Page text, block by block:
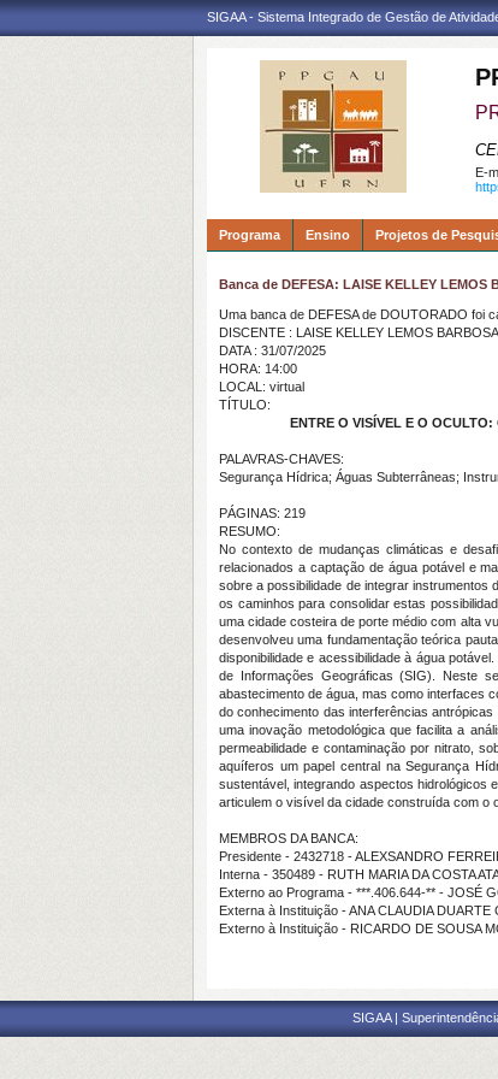
SIGAA - Sistema Integrado de Gestão de
E-
Programa Ensino Projetos de
Banca de DEFESA: LAISE KELLEY LEMOS
Uma banca de DEFESA de DOUTORADO foi
DISCENTE : LAISE KELLEY LEMOS BARBOSA
DATA : 31/07/2025
HORA: 14:00
LOCAL: virtual
TÍTULO:
ENTRE O VISÍVEL E O
PALAVRAS-CHAVES:
Segurança Hídrica; Águas Subterrâneas;
PÁGINAS: 219
RESUMO:
No contexto de mudanças climáticas e
relacionados a captação de água potável e
sobre a possibilidade de integrar instrumentos
os caminhos para consolidar estas
uma cidade costeira de porte médio com alta
desenvolveu uma fundamentação teórica
disponibilidade e acessibilidade à água
de Informações Geográficas (SIG). Neste
abastecimento de água, mas como interfaces
do conhecimento das interferências
uma inovação metodológica que facilita a
permeabilidade e contaminação por nitrato,
aquíferos um papel central na Segurança
sustentável, integrando aspectos hidrológicos
articulem o visível da cidade construída com o
MEMBROS DA BANCA:
Presidente - 2432718 - ALEXSANDRO
Interna - 350489 - RUTH MARIA DA COSTA
Externo ao Programa - ***.406.644-** - JOSÉ
Externa à Instituição - ANA CLAUDIA DUARTE
Externo à Instituição - RICARDO DE SOUSA
SIGAA |